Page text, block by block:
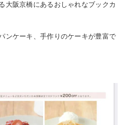
大阪京橋にあるおしゃれなブックカ
ンケーキ、手作りのケーキが豊富で